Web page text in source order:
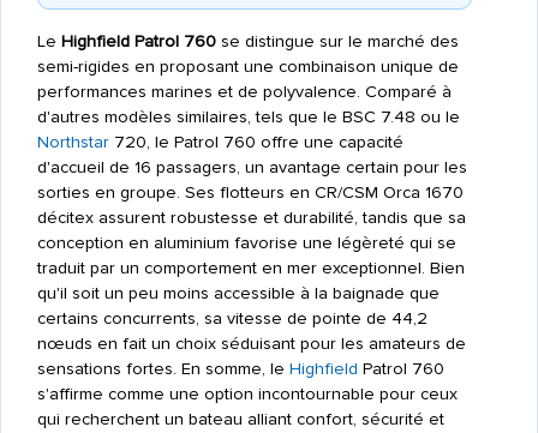
Le Highfield Patrol 760se distingue sur le marché des
semi-rigides en proposant une combinaison unique de
performances marines et de polyvalence. Comparé à
d'autres modèles similaires, tels que le BSC 7.48 ou le
Northstar720, le Patrol 760 offre une capacité
d'accueil de 16 passagers, un avantage certain pour les
sorties en groupe. Ses flotteurs en CR/CSM Orca 1670
décitex assurent robustesse et durabilité, tandis que sa
conception en aluminium favorise une légèreté qui se
traduit par un comportement en mer exceptionnel. Bien
qu'il soit un peu moins accessible à la baignade que
certains concurrents, sa vitesse de pointe de 44,2
nœuds en fait un choix séduisant pour les amateurs de
sensations fortes. En somme, le Highfield Patrol 760
s'affirme comme une option incontournable pour ceux
qui recherchent un bateau alliant confort, sécurité et